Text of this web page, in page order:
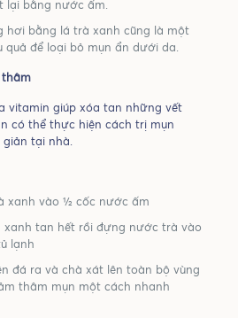
lại bằng nước ấm.
hơi bằng lá trà xanh cũng là một
quả để loại bỏ mụn ẩn dưới da.
vitamin giúp xóa tan những vết
có thể thực hiện cách trị mụn
tại nhà.
xanh vào ½ cốc nước ấm
xanh tan hết rồi đựng nước trà vào
lạnh
đá ra và chà xát lên toàn bộ vùng
thâm mụn một cách nhanh